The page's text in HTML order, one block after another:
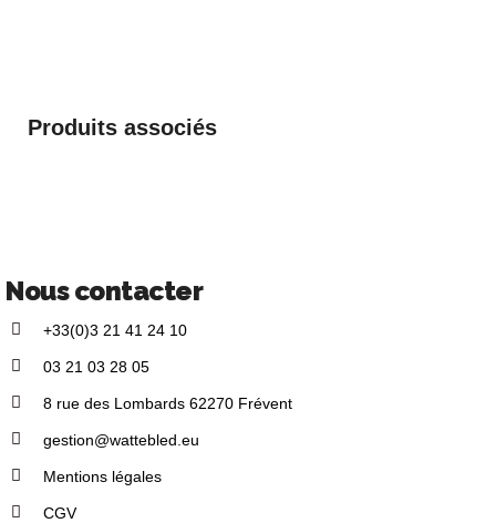
Produits associés
Nous contacter
+33(0)3 21 41 24 10
03 21 03 28 05
8 rue des Lombards 62270 Frévent
gestion@wattebled.eu
Mentions légales
CGV